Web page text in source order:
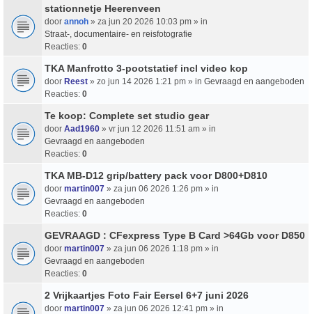
stationnetje Heerenveen
door annoh » za jun 20 2026 10:03 pm » in
Straat-, documentaire- en reisfotografie
Reacties: 0
TKA Manfrotto 3-pootstatief incl video kop
door Reest » zo jun 14 2026 1:21 pm » in Gevraagd en aangeboden
Reacties: 0
Te koop: Complete set studio gear
door Aad1960 » vr jun 12 2026 11:51 am » in
Gevraagd en aangeboden
Reacties: 0
TKA MB-D12 grip/battery pack voor D800+D810
door martin007 » za jun 06 2026 1:26 pm » in
Gevraagd en aangeboden
Reacties: 0
GEVRAAGD : CFexpress Type B Card >64Gb voor D850
door martin007 » za jun 06 2026 1:18 pm » in
Gevraagd en aangeboden
Reacties: 0
2 Vrijkaartjes Foto Fair Eersel 6+7 juni 2026
door martin007 » za jun 06 2026 12:41 pm » in